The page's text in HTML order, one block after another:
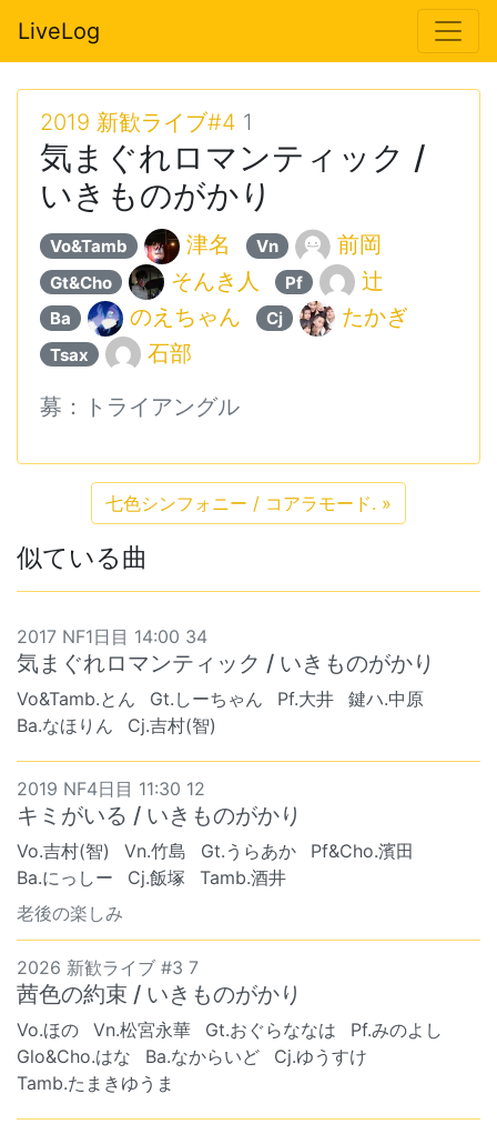
LiveLog
2019 新歓ライブ#4 1
気まぐれロマンティック /
いきものがかり
Vo&Tamb 津名 Vn 前岡
Gt&Cho そんき人 Pf 辻
Ba のえちゃん Cj たかぎ
Tsax 石部
募：トライアングル
七色シンフォニー / コアラモード. »
似ている曲
2017 NF1日目 14:00 34
気まぐれロマンティック / いきものがかり
Vo&Tamb.とん Gt.しーちゃん Pf.大井
鍵ハ.中原
Ba.なほりん
Cj.吉村(智)
2019 NF4日目 11:30 12
キミがいる / いきものがかり
Vo.吉村(智) Vn.竹島 Gt.うらあか
Pf&Cho.濱田
Ba.にっしー
Cj.飯塚
Tamb.酒井
老後の楽しみ
2026 新歓ライブ #3 7
茜色の約束 / いきものがかり
Vo.ほの Vn.松宮永華 Gt.おぐらななは
Pf.みのよし
Glo&Cho.はな
Ba.なからいど
Cj.ゆうすけ
Tamb.たまきゆうま